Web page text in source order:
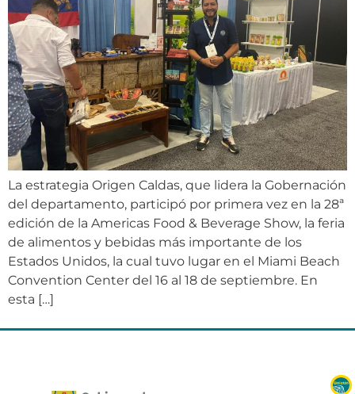
La estrategia Origen Caldas, que lidera la Gobernación
del departamento, participó por primera vez en la 28ª
edición de la Americas Food & Beverage Show, la feria
de alimentos y bebidas más importante de los
Estados Unidos, la cual tuvo lugar en el Miami Beach
Convention Center del 16 al 18 de septiembre. En
esta […]